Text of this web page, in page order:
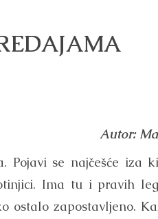
Autor:
Pojavi se najčešće iza
Ima tu i pravih
ostalo zapostavljeno.